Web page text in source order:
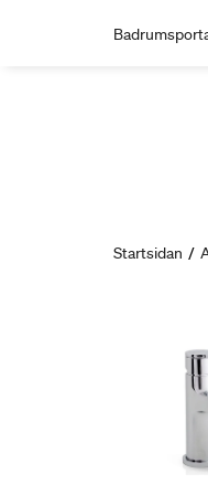
Startsidan /